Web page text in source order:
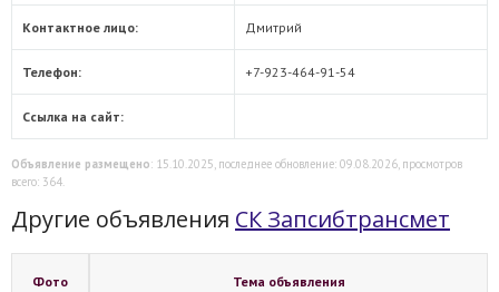
Контактное лицо: Дмитрий
Телефон: +7-923-464-91-54
Ссылка на сайт:
Объявление размещено: 15.10.2025, последнее обновление: 09.08.2026, просмотров
всего: 364.
Другие объявления СК Запсибтрансмет
Фото Тема объявления